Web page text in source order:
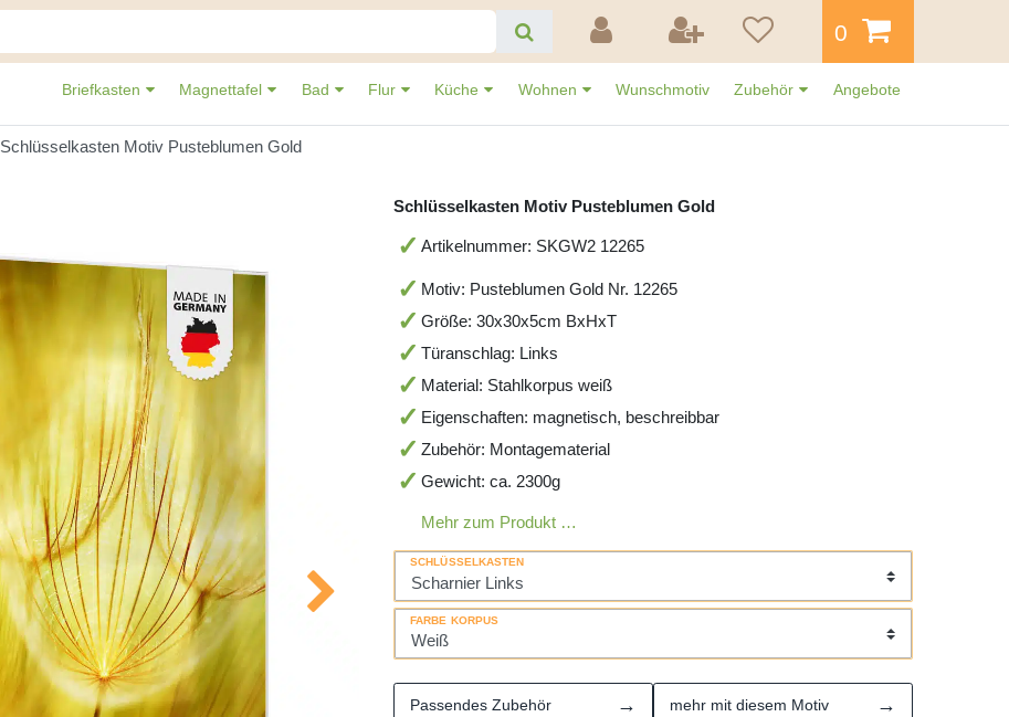
0
Briefkasten Magnettafel Bad Flur Küche Wohnen Wunschmotiv Zubehör Angebote
Schlüsselkasten Motiv Pusteblumen Gold
Schlüsselkasten Motiv Pusteblumen Gold
Artikelnummer: SKGW2 12265
Motiv: Pusteblumen Gold Nr. 12265
Größe: 30x30x5cm BxHxT
Türanschlag: Links
Material: Stahlkorpus weiß
Eigenschaften: magnetisch, beschreibbar
Zubehör: Montagematerial
Gewicht: ca. 2300g
Mehr zum Produkt …
SCHLÜSSELKASTEN
FARBE KORPUS
Passendes Zubehör → mehr mit diesem Motiv →